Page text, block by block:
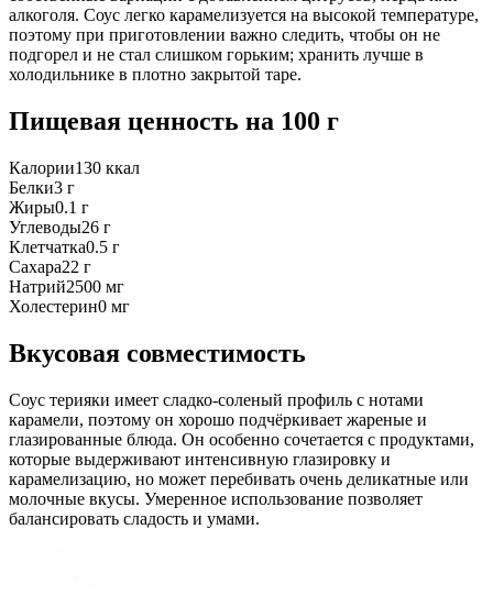
алкоголя. Соус легко карамелизуется на высокой температуре,
поэтому при приготовлении важно следить, чтобы он не
подгорел и не стал слишком горьким; хранить лучше в
холодильнике в плотно закрытой таре.
Пищевая ценность на 100 г
Калории130 ккал
Белки3 г
Жиры0.1 г
Углеводы26 г
Клетчатка0.5 г
Сахара22 г
Натрий2500 мг
Холестерин0 мг
Вкусовая совместимость
Соус терияки имеет сладко-соленый профиль с нотами
карамели, поэтому он хорошо подчёркивает жареные и
глазированные блюда. Он особенно сочетается с продуктами,
которые выдерживают интенсивную глазировку и
карамелизацию, но может перебивать очень деликатные или
молочные вкусы. Умеренное использование позволяет
балансировать сладость и умами.